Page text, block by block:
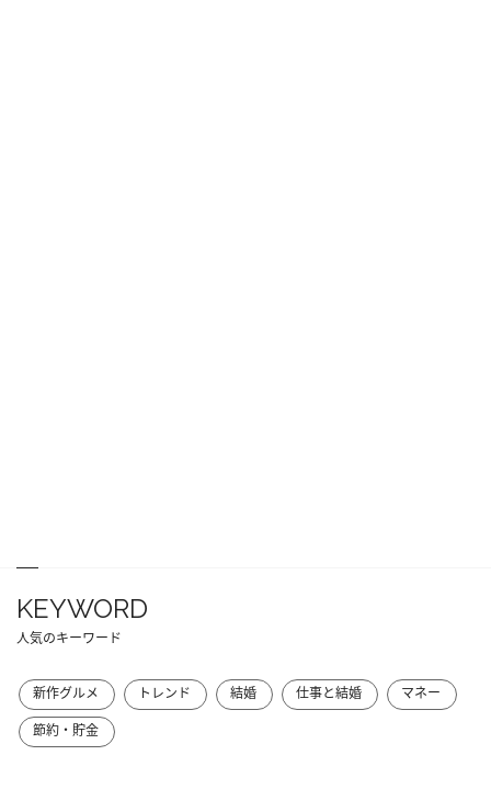
KEYWORD
人気のキーワード
新作グルメ トレンド 結婚 仕事と結婚
マネー
節約・貯金